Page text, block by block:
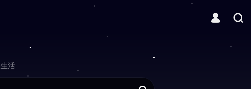
生活